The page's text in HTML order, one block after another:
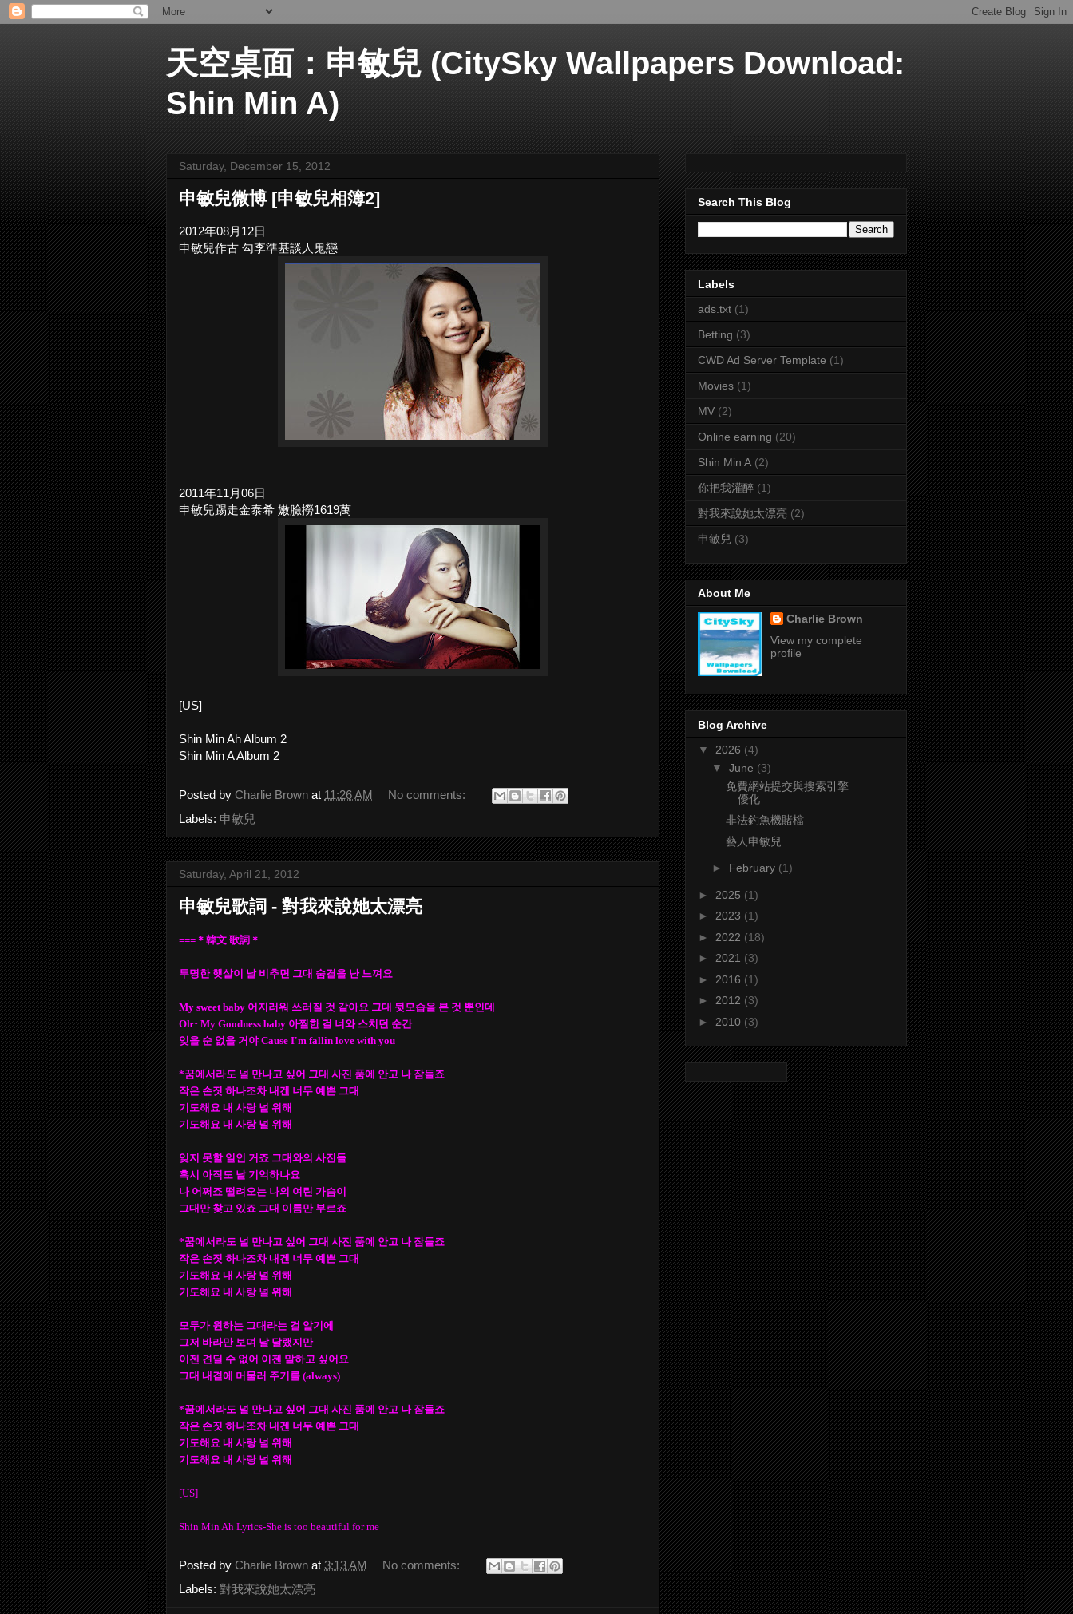
天空桌面：申敏兒 (CitySky Wallpapers Download:
Shin Min A)
Saturday, December 15, 2012
申敏兒微博 [申敏兒相簿2]
2012年08月12日
申敏兒作古 勾李準基談人鬼戀
2011年11月06日
申敏兒踢走金泰希 嫩臉撈1619萬
[US]
Shin Min Ah Album 2
Shin Min A Album 2
Posted by Charlie Brown at 11:26 AM
No comments:
Labels: 申敏兒
Saturday, April 21, 2012
申敏兒歌詞 - 對我來說她太漂亮
===＊韓文 歌詞＊
투명한 햇살이 날 비추면 그대 숨결을 난 느껴요
My sweet baby 어지러워 쓰러질 것 같아요 그대 뒷모습을 본 것 뿐인데
Oh~ My Goodness baby 아찔한 걸 너와 스치던 순간
잊을 순 없을 거야 Cause I'm fallin love with you
*꿈에서라도 널 만나고 싶어 그대 사진 품에 안고 나 잠들죠
작은 손짓 하나조차 내겐 너무 예쁜 그대
기도해요 내 사랑 널 위해
기도해요 내 사랑 널 위해
잊지 못할 일인 거죠 그대와의 사진들
혹시 아직도 날 기억하나요
나 어쩌죠 떨려오는 나의 여린 가슴이
그대만 찾고 있죠 그대 이름만 부르죠
*꿈에서라도 널 만나고 싶어 그대 사진 품에 안고 나 잠들죠
작은 손짓 하나조차 내겐 너무 예쁜 그대
기도해요 내 사랑 널 위해
기도해요 내 사랑 널 위해
모두가 원하는 그대라는 걸 알기에
그저 바라만 보며 날 달랬지만
이젠 견딜 수 없어 이젠 말하고 싶어요
그대 내곁에 머물러 주기를 (always)
*꿈에서라도 널 만나고 싶어 그대 사진 품에 안고 나 잠들죠
작은 손짓 하나조차 내겐 너무 예쁜 그대
기도해요 내 사랑 널 위해
기도해요 내 사랑 널 위해
[US]
Shin Min Ah Lyrics-She is too beautiful for me
Posted by Charlie Brown at 3:13 AM
No comments:
Labels: 對我來說她太漂亮
Search This Blog
Labels
ads.txt (1)
Betting (3)
CWD Ad Server Template (1)
Movies (1)
MV (2)
Online earning (20)
Shin Min A (2)
你把我灌醉 (1)
對我來說她太漂亮 (2)
申敏兒 (3)
About Me
Charlie Brown
View my complete
profile
Blog Archive
▼ 2026 (4)
▼ June (3)
免費網站提交與搜索引擎
優化
非法釣魚機賭檔
藝人申敏兒
► February (1)
► 2025 (1)
► 2023 (1)
► 2022 (18)
► 2021 (3)
► 2016 (1)
► 2012 (3)
► 2010 (3)